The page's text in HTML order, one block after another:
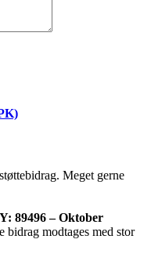
Meget gerne
89496 – Oktober
bidrag modtages med stor